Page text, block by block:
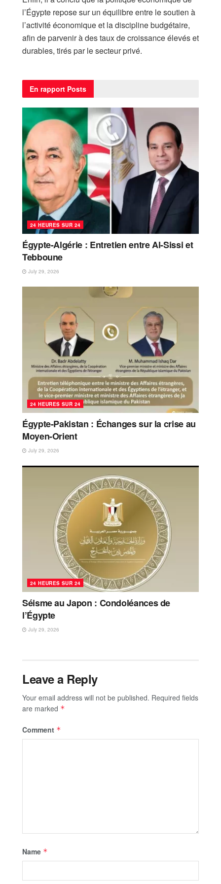
l’Égypte repose sur un équilibre entre le soutien à
l’activité économique et la discipline budgétaire,
afin de parvenir à des taux de croissance élevés et
durables, tirés par le secteur privé.
En rapport Posts
24 HEURES SUR 24
Égypte-Algérie : Entretien entre Al-Sissi et
Tebboune
July 29, 2026
24 HEURES SUR 24
Égypte-Pakistan : Échanges sur la crise au
Moyen-Orient
July 29, 2026
24 HEURES SUR 24
Séisme au Japon : Condoléances de
l’Égypte
July 29, 2026
Leave a Reply
Your email address will not be published. Required fields
are marked *
Comment *
Name *